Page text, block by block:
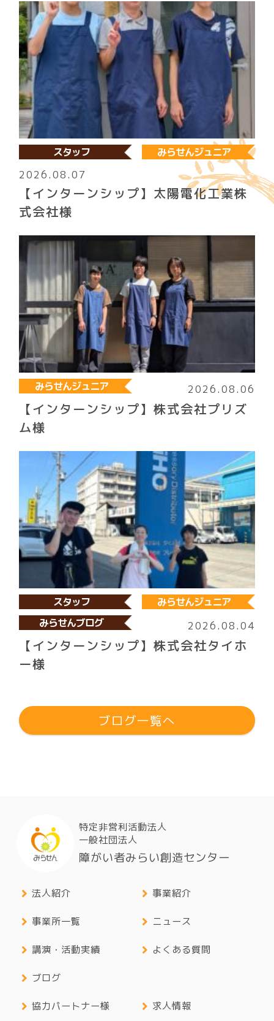
スタッフ
みらせんジュニア
2026.08.07
【インターンシップ】太陽電化工業株
式会社様
みらせんジュニア 2026.08.06
【インターンシップ】株式会社プリズ
ム様
スタッフ
みらせんジュニア
みらせんブログ
2026.08.04
【インターンシップ】株式会社タイホ
ー様
ブログ一覧へ
特定非営利活動法人
一般社団法人
障がい者みらい創造センター
法人紹介
事業所一覧
講演・活動実績
ブログ
事業紹介
ニュース
よくある質問
協力パートナー様 求人情報